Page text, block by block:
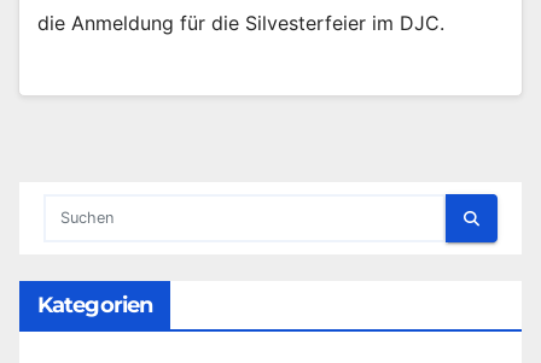
die Anmeldung für die Silvesterfeier im DJC.
Kategorien